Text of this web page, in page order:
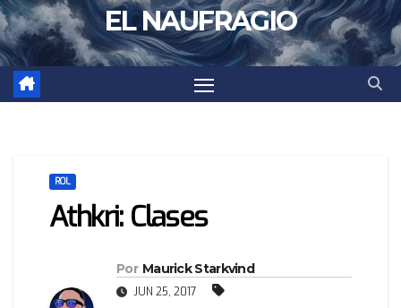
EL NAUFRAGIO
ROL
Athkri: Clases
Por Maurick Starkvind
JUN 25, 2017